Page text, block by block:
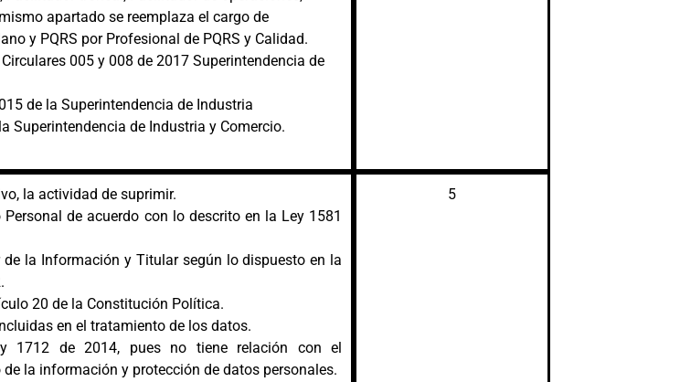
apartado se reemplaza el cargo de
y PQRS por Profesional de PQRS y Calidad.
005 y 008 de 2017 Superintendencia de
de la Superintendencia de Industria
Superintendencia de Industria y Comercio.
la actividad de suprimir.
de acuerdo con lo descrito en la Ley 1581
la Información y Titular según lodispuesto en la
20 de la Constitución Política.
en el tratamiento de los datos.
1712 de 2014, pues no tiene relación con el
la información y protección de datos personales.
5